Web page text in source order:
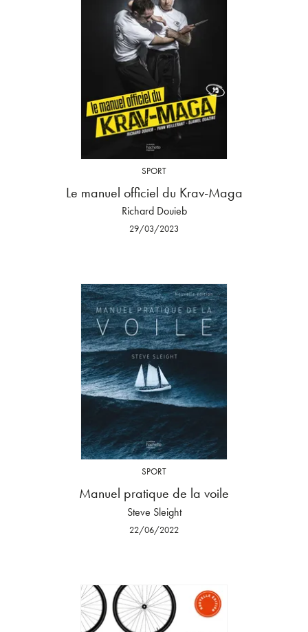
SPORT
Le manuel officiel du Krav-Maga
Richard Douieb
29/03/2023
SPORT
Manuel pratique de la voile
Steve Sleight
22/06/2022